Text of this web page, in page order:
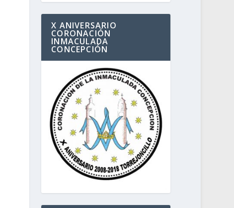
X ANIVERSARIO
CORONACIÓN
INMACULADA
CONCEPCIÓN